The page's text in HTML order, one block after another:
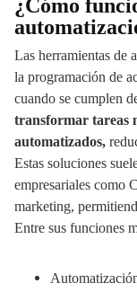
¿Cómo
Las herramientas de
la programación de
cuando se cumplen
transformar tareas
automatizados,
Estas soluciones
empresariales como
marketing,
Entre sus funciones